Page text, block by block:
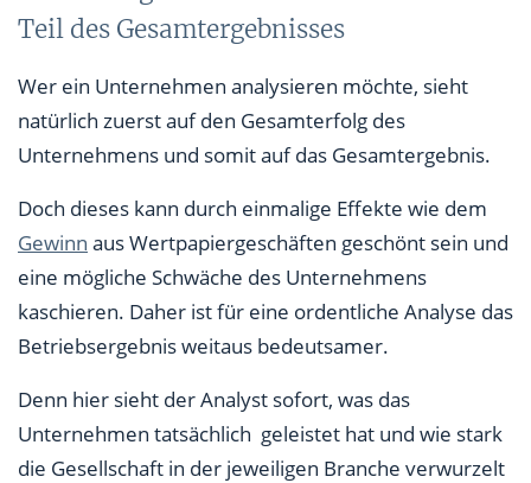
Teil des Gesamtergebnisses
Wer ein Unternehmen analysieren möchte, sieht
natürlich zuerst auf den Gesamterfolg des
Unternehmens und somit auf das Gesamtergebnis.
Doch dieses kann durch einmalige Effekte wie dem
Gewinn aus Wertpapiergeschäften geschönt sein und
eine mögliche Schwäche des Unternehmens
kaschieren. Daher ist für eine ordentliche Analyse das
Betriebsergebnis weitaus bedeutsamer.
Denn hier sieht der Analyst sofort, was das
Unternehmen tatsächlich geleistet hat und wie stark
die Gesellschaft in der jeweiligen Branche verwurzelt